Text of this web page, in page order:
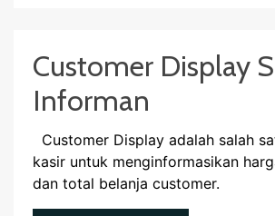
Customer Display
Informan
Customer Display adalah salah
kasir untuk menginformasikan
dan total belanja customer.